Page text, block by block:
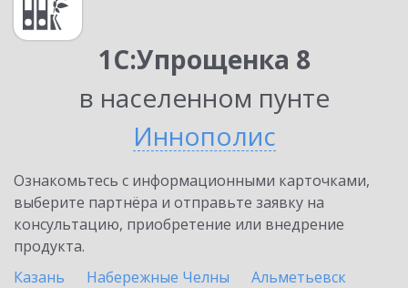
1С:Упрощенка 8
в населенном пунте
Иннополис
Ознакомьтесь с информационными карточками,
выберите партнёра и отправьте заявку на
консультацию, приобретение или внедрение
продукта.
Казань
Набережные Челны
Альметьевск